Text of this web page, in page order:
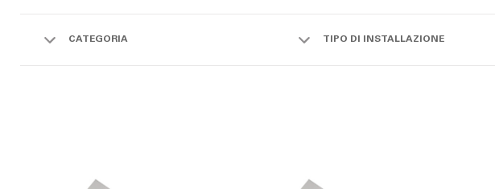
CATEGORIA TIPO DI INSTALLAZIONE